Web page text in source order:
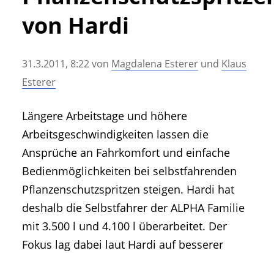
• Messen und Veranstaltungen
• Agritechnica Neuheiten Archiv
• Artikel nach Hersteller/Marke
von Hardi
31.3.2011, 8:22von Magdalena Esterer und Klaus
Esterer
Längere Arbeitstage und höhere
Arbeitsgeschwindigkeiten lassen die
Ansprüche an Fahrkomfort und einfache
Bedienmöglichkeiten bei selbstfahrenden
Pflanzenschutzspritzen steigen. Hardi hat
deshalb die Selbstfahrer der ALPHA Familie
mit 3.500 l und 4.100 l überarbeitet. Der
Fokus lag dabei laut Hardi auf besserer